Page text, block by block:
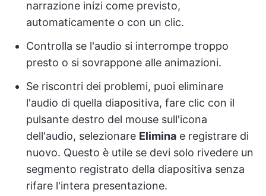
narrazione inizi come previsto,
automaticamente o con un clic.
Controlla se l'audio si interrompe troppo
presto o si sovrappone alle animazioni.
Se riscontri dei problemi, puoi eliminare
l'audio di quella diapositiva, fare clic con il
pulsante destro del mouse sull'icona
dell'audio, selezionare Elimina e registrare di
nuovo. Questo è utile se devi solo rivedere un
segmento registrato della diapositiva senza
rifare l'intera presentazione.